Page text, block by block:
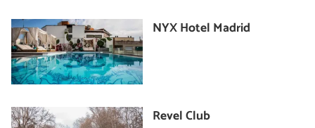
NYX Hotel Madrid
Revel Club